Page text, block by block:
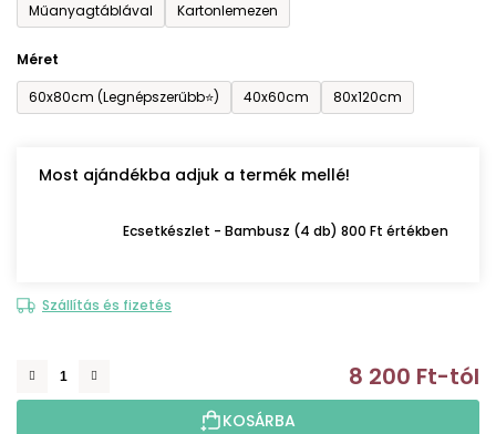
Műanyagtáblával
Kartonlemezen
Méret
60x80cm (Legnépszerűbb⭐)
40x60cm 80x120cm
Most ajándékba adjuk a termék mellé!
Ecsetkészlet - Bambusz (4 db) 800 Ft értékben
Szállítás és fizetés
8 200 Ft-tól
KOSÁRBA